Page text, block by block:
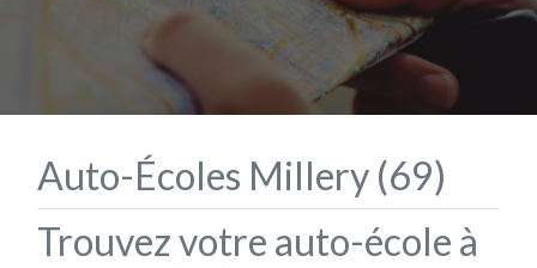
Auto-Écoles Millery (69)
Trouvez votre auto-école à